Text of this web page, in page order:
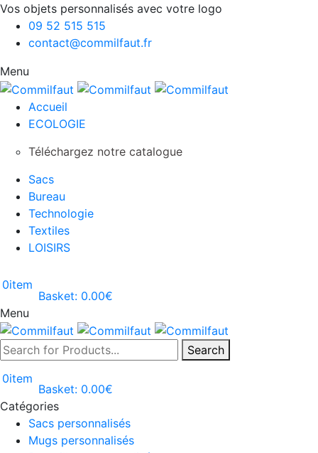
Vos objets personnalisés avec votre logo
09 52 515 515
contact@commilfaut.fr
Menu
Accueil
ECOLOGIE
Téléchargez notre catalogue
Sacs
Bureau
Technologie
Textiles
LOISIRS
0item
Basket: 0.00€
Menu
Search
0item
Basket: 0.00€
Catégories
Sacs personnalisés
Mugs personnalisés